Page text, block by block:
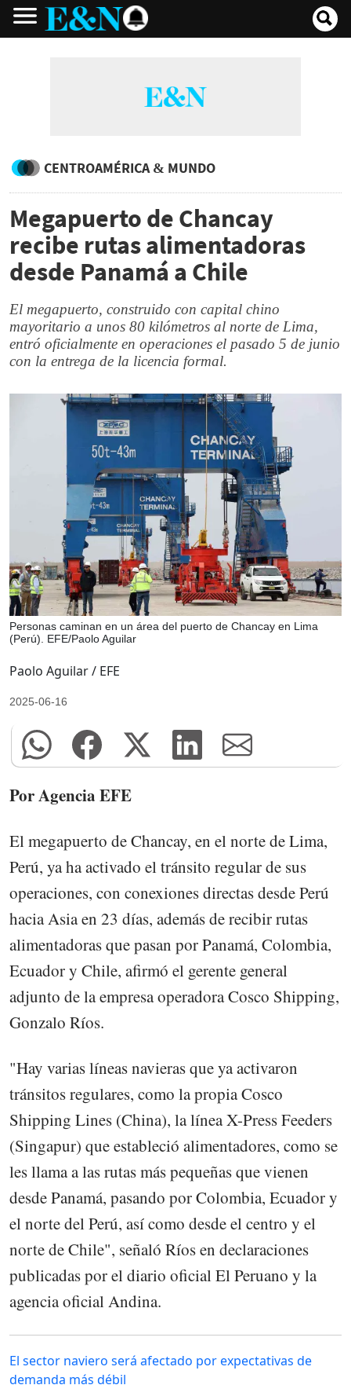
CENTROAMÉRICA & MUNDO
Megapuerto de Chancay
recibe rutas alimentadoras
desde Panamá a Chile
El megapuerto, construido con capital chino
mayoritario a unos 80 kilómetros al norte de Lima,
entró oficialmente en operaciones el pasado 5 de junio
con la entrega de la licencia formal.
Personas caminan en un área del puerto de Chancay en Lima
(Perú). EFE/Paolo Aguilar
Paolo Aguilar / EFE
2025-06-16
Por Agencia EFE
El megapuerto de Chancay, en el norte de Lima,
Perú, ya ha activado el tránsito regular de sus
operaciones, con conexiones directas desde Perú
hacia Asia en 23 días, además de recibir rutas
alimentadoras que pasan por Panamá, Colombia,
Ecuador y Chile, afirmó el gerente general
adjunto de la empresa operadora Cosco Shipping,
Gonzalo Ríos.
"Hay varias líneas navieras que ya activaron
tránsitos regulares, como la propia Cosco
Shipping Lines (China), la línea X-Press Feeders
(Singapur) que estableció alimentadores, como se
les llama a las rutas más pequeñas que vienen
desde Panamá, pasando por Colombia, Ecuador y
el norte del Perú, así como desde el centro y el
norte de Chile", señaló Ríos en declaraciones
publicadas por el diario oficial El Peruano y la
agencia oficial Andina.
El sector naviero será afectado por expectativas de
demanda más débil